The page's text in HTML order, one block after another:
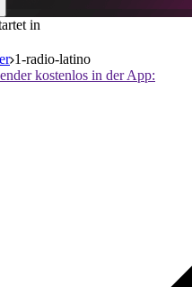
in
1-radio-latino
kostenlos in der App: